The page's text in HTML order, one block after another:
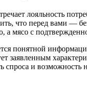
лояльность
что перед вами —
а мясо с
понятной
заявленным
и возможность